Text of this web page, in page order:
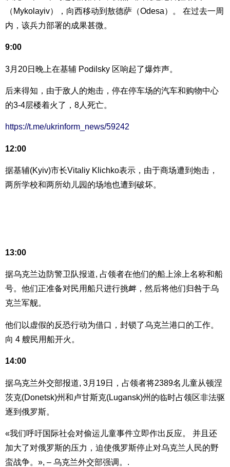
（Mykolayiv），向西移动到敖德萨（Odesa）。 在过去一周
内，该兵力部署的成果甚微。
9:00
3月20日晚上在基辅 Podilsky 区响起了爆炸声。
后来得知，由于敌人的炮击，停在停车场的汽车和购物中心
的3-4层楼着火了，8人死亡。
https://t.me/ukrinform_news/59242
12:00
据基辅(Kyiv)市长Vitaliy Klichko表示，由于商场遭到炮击，
两所学校和两所幼儿园的场地也遭到破坏。
13:00
据乌克兰边防警卫队报道, 占领者在他们的船上涂上名称和船
号。他们正准备对民用船只进行挑衅，然后将他们归咎于乌
克兰军舰。
他们以虚假的反恐行动为借口，封锁了乌克兰港口的工作。
向 4 艘民用船开火。
14:00
据乌克兰外交部报道, 3月19日，占领者将2389名儿童从顿涅
茨克(Donetsk)州和卢甘斯克(Lugansk)州的临时占领区非法驱
逐到俄罗斯。
«我们呼吁国际社会对偷运儿童事件立即作出反应。 并且还
加大了对俄罗斯的压力，迫使俄罗斯停止对乌克兰人民的野
蛮战争。», – 乌克兰外交部强调。.